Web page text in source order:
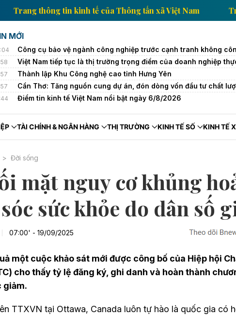
Trang thông tin kinh tế của Thông tấn xã Việt Nam
MỚI
Công cụ bảo vệ ngành công nghiệp trước cạnh tranh không
Việt Nam tiếp tục là thị trường trọng điểm của doanh nghiệp
Thành lập Khu Công nghệ cao tỉnh Hưng Yên
Cần Thơ: Tăng nguồn cung dự án, đón dòng vốn đầu tư chất
Điểm tin kinh tế Việt Nam nổi bật ngày 6/8/2026
TÀI CHÍNH & NGÂN HÀNG THỊ TRƯỜNG KINH TẾ SỐ KINH TẾ
Đời sống
mặt nguy cơ khủng
sức khỏe do dân số
07:00' - 19/09/2025
một cuộc khảo sát mới được công bố của Hiệp hội
cho thấy tỷ lệ đăng ký, ghi danh và hoàn thành
giảm.
TTXVN tại Ottawa, Canada luôn tự hào là quốc gia có